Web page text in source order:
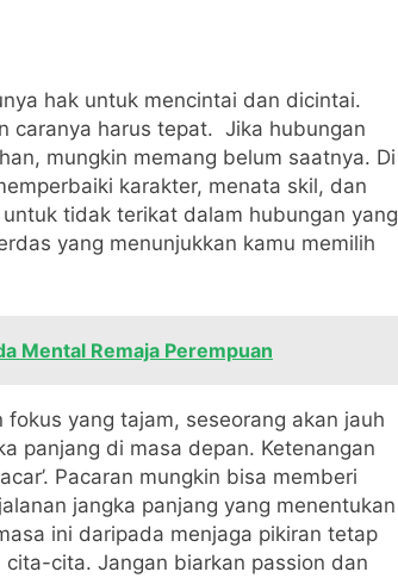
hak untuk mencintai dan dicintai.
caranya harus tepat. Jika hubungan
mungkin memang belum saatnya. Di
karakter, menata skil, dan
tidak terikat dalam hubungan yang
yang menunjukkan kamu memilih
Mental Remaja Perempuan
yang tajam, seseorang akan jauh
panjang di masa depan. Ketenangan
Pacaran mungkin bisa memberi
jangka panjang yang menentukan
ini daripada menjaga pikiran tetap
cita. Jangan biarkan passion dan